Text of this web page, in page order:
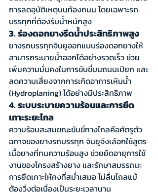
การลดอุบัติเหตุบนท้องถนน โดยเฉพาะรถ
บรรทุกที่ต้องรับน้ำหนักสูง
3. ร่องดอกยางรีดน้ำประสิทธิภาพสูง
ยางรถบรรทุกจินยูออกแบบร่องดอกยางให้
สามารถระบายน้ำออกได้อย่างรวดเร็ว ช่วย
เพิ่มความมั่นคงในการขับขี่บนถนนเปียก และ
ลดความเสี่ยงจากการเกิดอาการเหินน้ำ
(Hydroplaning) ได้อย่างมีประสิทธิภาพ
4. ระบบระบายความร้อนและการยึด
เกาะระยะไกล
ความร้อนสะสมขณะขับขี่ทางไกลคือศัตรูตัว
ฉกาจของยางรถบรรทุก จินยูจึงเลือกใช้สูตร
เนื้อยางที่ทนความร้อนสูง ช่วยยืดอายุการใช้
งานของโครงสร้างยาง และรักษาสมรรถนะ
การยึดเกาะให้คงที่สม่ำเสมอ ไม่ลื่นไถลแม้
ต้องวิ่งต่อเนื่องเป็นระยะเวลานาน